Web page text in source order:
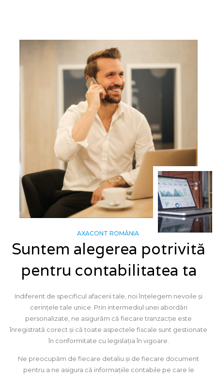
AXACONT ROMÂNIA
Suntem alegerea potrivită
pentru contabilitatea ta
Indiferent de specificul afacerii tale, noi înțelegem nevoile și
cerințele tale unice. Prin intermediul unei abordări
personalizate, ne asigurăm că fiecare tranzacție este
înregistrată corect și că toate aspectele fiscale sunt gestionate
în conformitate cu legislația în vigoare.
Ne preocupăm de fiecare detaliu și de fiecare document
pentru a ne asigura că informațiile contabile pe care le